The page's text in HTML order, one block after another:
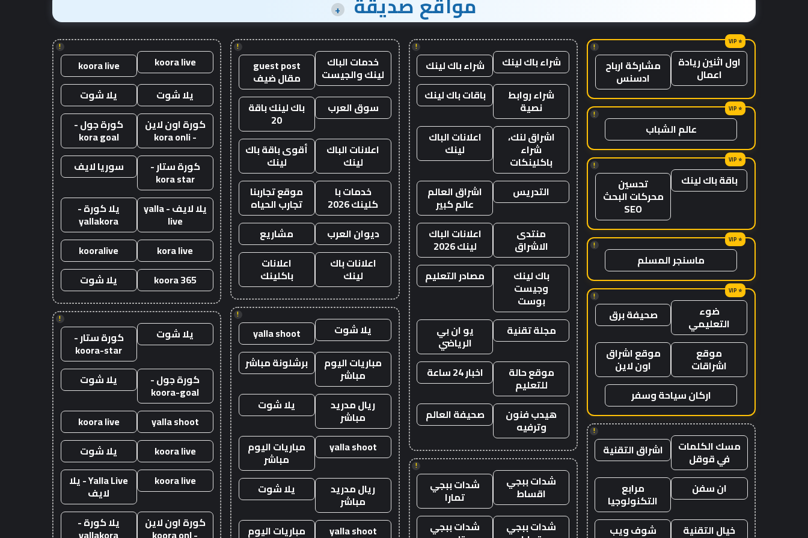
+
!
اول اثنين ريادة
اعمال مشاركة ارباح
ادسنس
!
عالم الشباب
!
باقة باك لينك تحسين
محركات البحث
SEO
!
ماسنجر المسلم
!
ضوء
التعليمي صحيفة برق
موقع
اشراقات
موقع اشراق
اون لاين
اركان سياحة وسفر
!
مسك الكلمات
في قوقل اشراق التقنية
ان سفن مرابع
التكنولوجيا
خيال التقنية
شوف ويب
!
شراء باك لينك
شراء باك لينك
شراء روابط
نصية
باقات باك لينك
اشراق لنك،
شراء
باكلينكات
اعلانات الباك
لينك
التدريس اشراق العالم
عالم كبير
منتدى
الاشراق
اعلانات الباك
لينك 2026
باك لينك
وجيست
بوست
مصادر التعليم
مجلة تقنية يو ان بي
الرياضي
موقع حالة
للتعليم
اخبار 24 ساعة
هيدب فنون
وترفيه
صحيفة العالم
!
شدات ببجي
اقساط شدات ببجي
تمارا
شدات ببجي
شدات ببجي
!
خدمات الباك
لينك والجيست guest post
مقال ضيف
سوق العرب
باك لينك باقة
20
اعلانات الباك
لينك
أقوى باقة باك
لينك
خدمات با
كلينك 2026
موقع تجاربنا
تجارب الحياه
ديوان العرب
مشاريع
اعلانات باك
لينك
اعلانات
باكلينك
!
يلا شوت
yalla shoot
مباريات اليوم
مباشر
برشلونة مباشر
ريال مدريد
مباشر
يلا شوت
yalla shoot مباريات اليوم
مباشر
ريال مدريد
مباشر
يلا شوت
yalla shoot مباريات اليوم
!
koora live
koora live
يلا شوت
يلا شوت
كورة اون لاين
- kora onli
كورة جول -
kora goal
كورة ستار -
kora star
سوريا لايف
يلا لايف - yalla
live
يلا كورة -
yallakora
kora live
kooralive
koora 365
يلا شوت
!
يلا شوت كورة ستار -
koora-star
كورة جول -
koora-goal
يلا شوت
yalla shoot
koora live
koora live
يلا شوت
koora live
Yalla Live - يلا
لايف
كورة اون لاين
يلا كورة -